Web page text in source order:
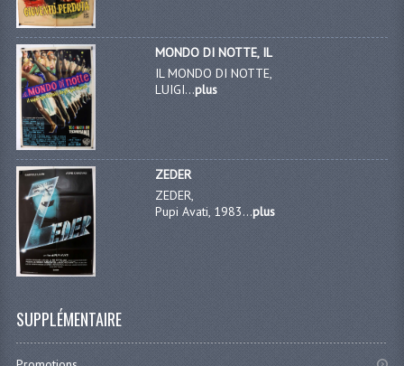
MONDO DI NOTTE, IL
IL MONDO DI NOTTE,
LUIGI...plus
ZEDER
ZEDER,
Pupi Avati, 1983...plus
SUPPLÉMENTAIRE